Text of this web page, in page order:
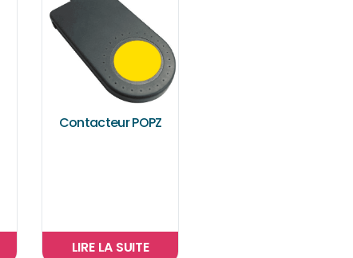
Contacteur POPZ
LIRE LA SUITE